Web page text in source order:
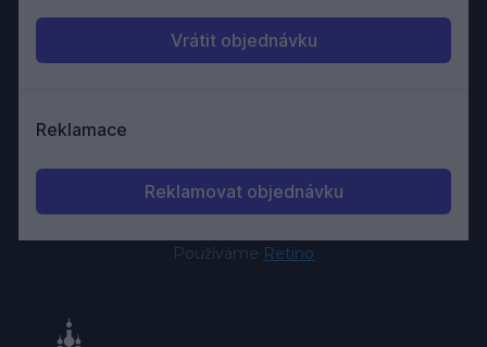
Používáme Retino